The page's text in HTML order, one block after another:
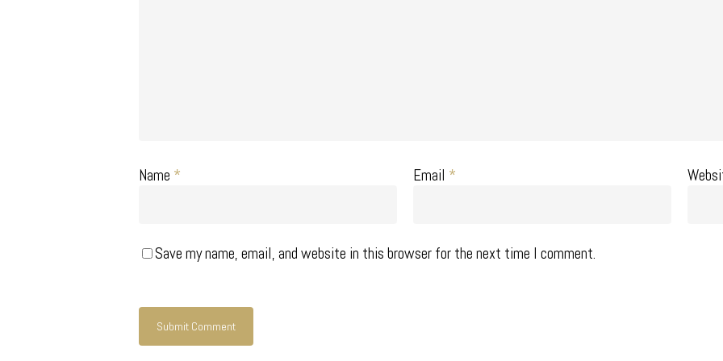
Name * Email *
Save my name, email, and website in this browser for the next time I comment.